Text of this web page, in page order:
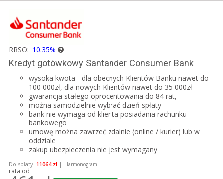
RRSO: 10.35%
Kredyt gotówkowy Santander Consumer Bank
wysoka kwota - dla obecnych Klientów Banku nawet do
100 000zł, dla nowych Klientów nawet do 35 000zł
gwarancja stałego oprocentowania do 84 rat,
można samodzielnie wybrać dzień spłaty
bank nie wymaga od klienta posiadania rachunku
bankowego
umowę można zawrzeć zdalnie (online / kurier) lub w
oddziale
zakup ubezpieczenia nie jest wymagany
Do spłaty: 11064 zł | Harmonogram
rata od